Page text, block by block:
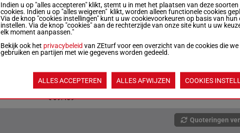
R/6 2160m 1'13"1
€ 38.782
(25) 3a 6a 3a 1a 6m
H/5 2160m 1'12"3
1'13"3
€ 39.489
Quoteringen
Indien u op "alles accepteren" klikt, stemt u in met het plaatsen van deze soorten
cookies. Indien u op "alles weigeren" klikt, worden alleen functionele cookies
Via de knop "cookies instellingen" kunt u uw cookievoorkeuren op basis van hun
instellen. Via de knop "cookies" aan de rechterzijde van onze site kunt u uw
elk moment aanpassen."
Bekijk ook het privacybeleid van ZEturf voor een overzicht van de cookies die we
gebruiken en partijen met wie gegevens worden gedeeld.
ALLES ACCEPTEREN ALLES AFWIJZEN COOKIES